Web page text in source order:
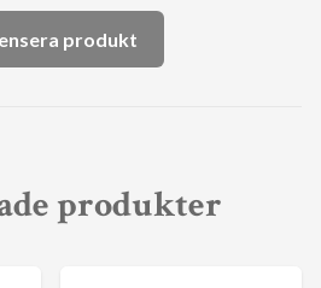
produkt
produkter